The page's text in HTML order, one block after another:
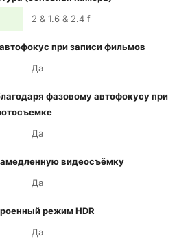
2 & 1.6 & 2.4 f
при записи фильмов
Да
фазовому автофокусу при
Да
видеосъёмку
Да
режим HDR
Да